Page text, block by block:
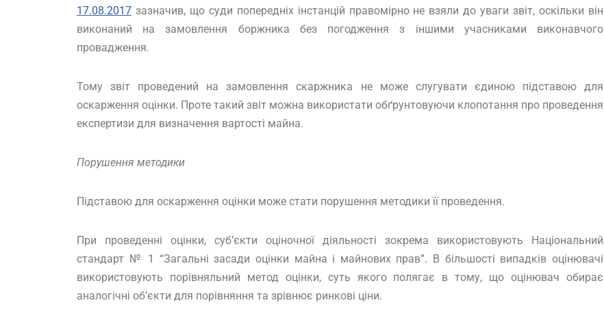
17.08.2017 зазначив, що суди попередніх інстанцій правомірно не взяли до уваги звіт, оскільки він
виконаний на замовлення боржника без погодження з іншими учасниками виконавчого
провадження.
Тому звіт проведений на замовлення скаржника не може слугувати єдиною підставою для
оскарження оцінки. Проте такий звіт можна використати обґрунтовуючи клопотання про проведення
експертизи для визначення вартості майна.
Порушення методики
Підставою для оскарження оцінки може стати порушення методики її проведення.
При проведенні оцінки, суб’єкти оціночної діяльності зокрема використовують Національний
стандарт № 1 “Загальні засади оцінки майна і майнових прав”. В більшості випадків оцінювачі
використовують порівняльний метод оцінки, суть якого полягає в тому, що оцінювач обирає
аналогічні об’єкти для порівняння та зрівнює ринкові ціни.